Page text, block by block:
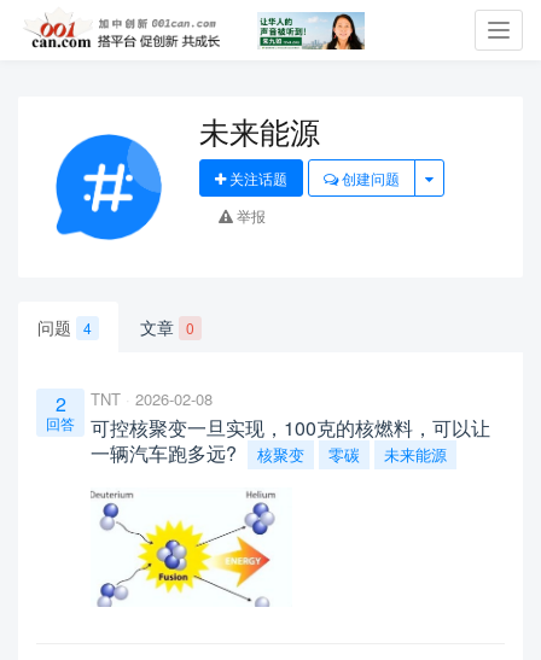
未来能源
关注话题
创建问题
举报
问题 4 文章 0
2
回答
TNT 2026-02-08
可控核聚变一旦实现，100克的核燃料，可以让
一辆汽车跑多远?
核聚变 零碳 未来能源